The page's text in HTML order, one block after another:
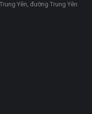
Yên, đường Trung Yên